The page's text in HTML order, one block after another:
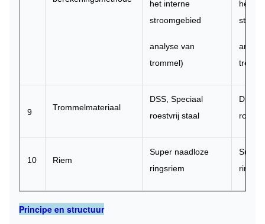
het interne
stroomgebied
analyse van
trommel)
het
9 Trommelmateriaal
DSS, Speciaal
roestvrij staal
DSS,
10 Riem
Super naadloze
ringsriem
Super
Principe en structuur